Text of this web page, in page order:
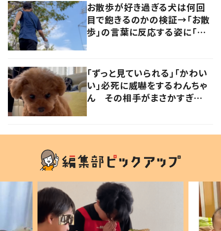
お散歩が好き過ぎる犬は何回
目で飽きるのかの検証→「お散
歩」の言葉に反応する姿に「可
「ずっと見ていられる」「かわい
い」必死に威嚇をするわんちゃ
ん その相手がまさかすぎ